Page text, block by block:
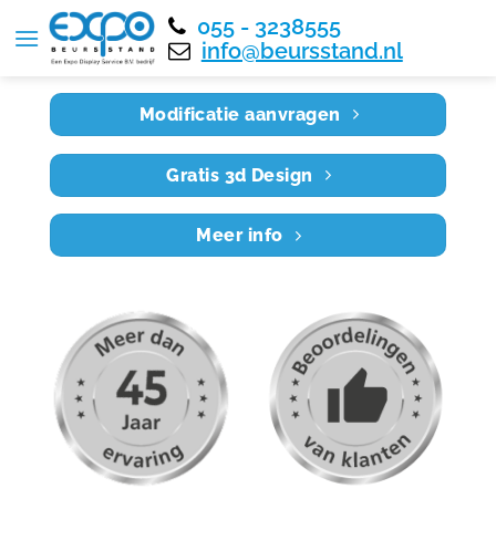
055 - 3238555
info@beursstand.nl
Home RE5X5 015
Modificatie aanvragen
Gratis 3d Design
Meer info